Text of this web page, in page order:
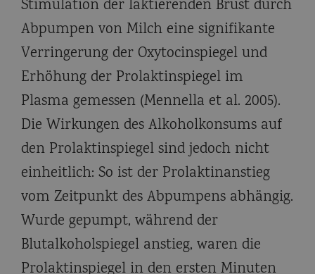
Stimulation der laktierenden Brust durch
Abpumpen von Milch eine signifikante
Verringerung der Oxytocinspiegel und
Erhöhung der Prolaktinspiegel im
Plasma gemessen (Mennella et al. 2005).
Die Wirkungen des Alkoholkonsums auf
den Prolaktinspiegel sind jedoch nicht
einheitlich: So ist der Prolaktinanstieg
vom Zeitpunkt des Abpumpens abhängig.
Wurde gepumpt, während der
Blutalkoholspiegel anstieg, waren die
Prolaktinspiegel in den ersten Minuten